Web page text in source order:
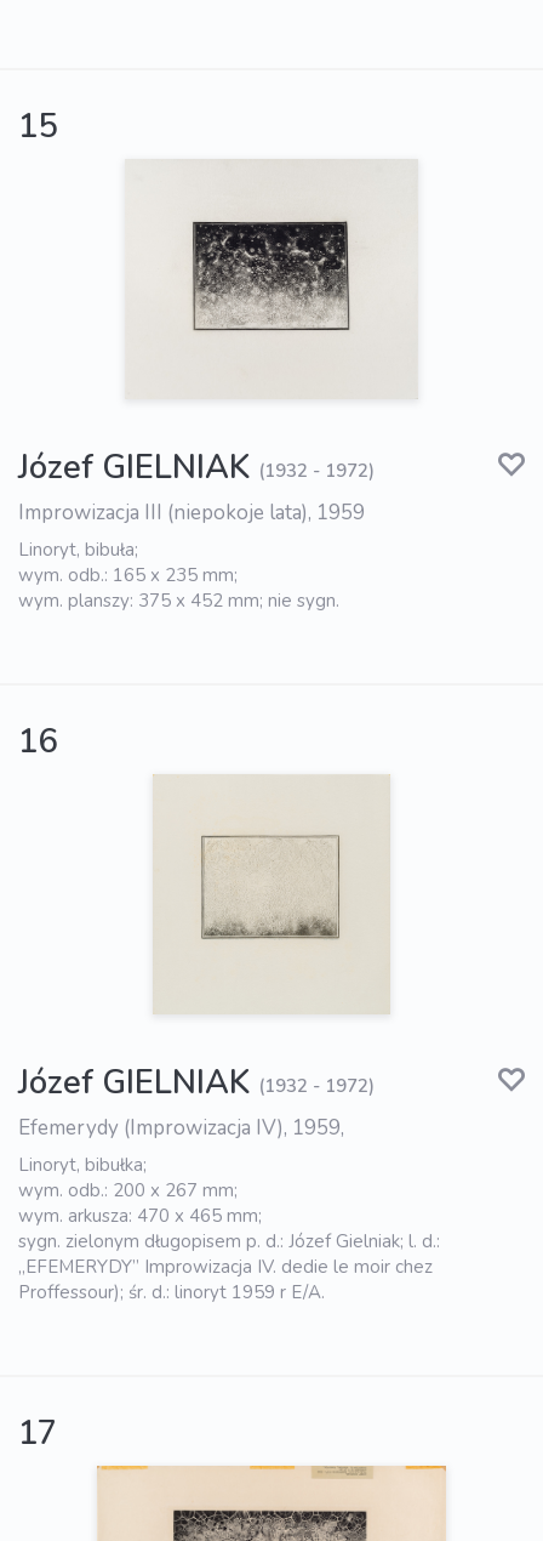
15
Józef GIELNIAK (1932 - 1972)
Improwizacja III (niepokoje lata), 1959
Linoryt, bibuła;
wym. odb.: 165 x 235 mm;
wym. planszy: 375 x 452 mm; nie sygn.
16
Józef GIELNIAK (1932 - 1972)
Efemerydy (Improwizacja IV), 1959,
Linoryt, bibułka;
wym. odb.: 200 x 267 mm;
wym. arkusza: 470 x 465 mm;
sygn. zielonym długopisem p. d.: Józef Gielniak; l. d.:
„EFEMERYDY” Improwizacja IV. dedie le moir chez
Proffessour); śr. d.: linoryt 1959 r E/A.
17